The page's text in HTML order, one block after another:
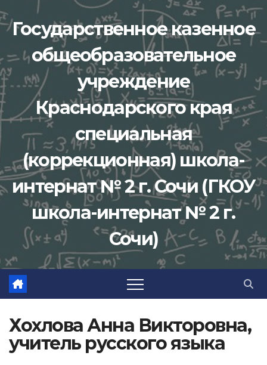
Перейти
к
содержимому
Государственное казенное
общеобразовательное
учреждение
Краснодарского края
специальная
(коррекционная) школа-
интернат № 2 г. Сочи (ГКОУ
школа-интернат № 2 г.
Сочи)
Хохлова Анна Викторовна,
учитель русского языка